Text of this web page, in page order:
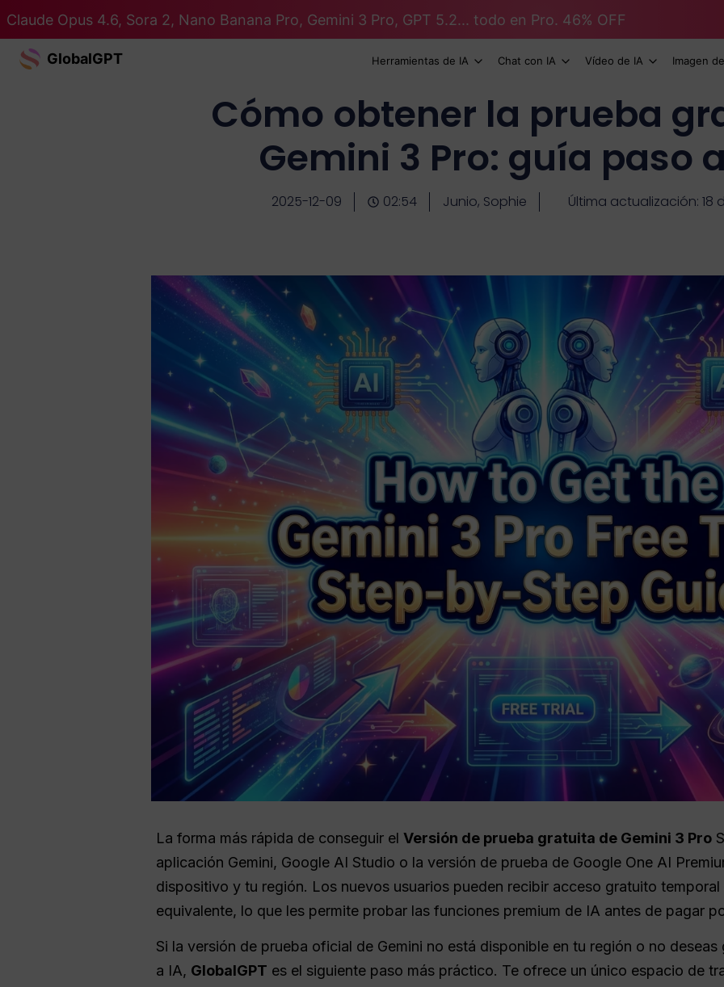
Claude Opus 4.6, Sora 2, Nano Banana Pro, Gemini 3 Pro, GPT 5.2... todo en Pro. 46% OFF
GlobalGPT Herramientas de IA Chat con IA Vídeo de IA Imagen
Cómo obtener la prueba
Gemini 3 Pro: guía paso
2025-12-09 02:54 Junio, Sophie Última actualización: 18
La forma más rápida de conseguir el Versión de prueba gratuita de Gemini 3 Pro
aplicación Gemini, Google AI Studio o la versión de prueba de Google One AI
dispositivo y tu región. Los nuevos usuarios pueden recibir acceso gratuito temporal
equivalente, lo que les permite probar las funciones premium de IA antes de pagar
Si la versión de prueba oficial de Gemini no está disponible en tu región o no
a IA, GlobalGPT es el siguiente paso más práctico. Te ofrece un único espacio de